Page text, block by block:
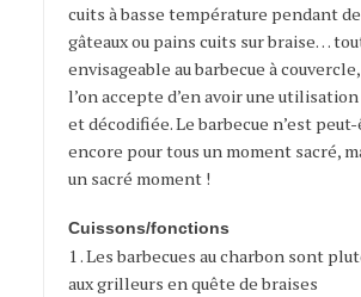
cuits à basse température pendant
gâteaux ou pains cuits sur braise…
envisageable au barbecue à
l’on accepte d’en avoir une
et décodifiée. Le barbecue n’est
encore pour tous un moment sacré,
un sacré moment !
Cuissons/fonctions
1 . Les barbecues au charbon sont
aux grilleurs en quête de braises